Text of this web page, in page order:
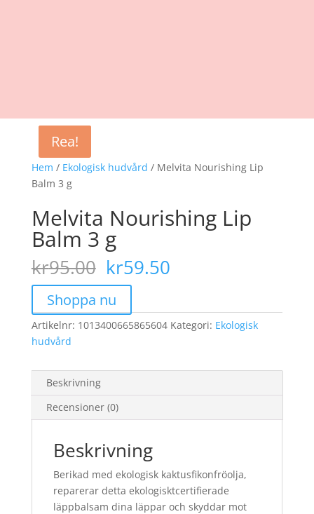
Hem / Ekologisk hudvård / Melvita Nourishing Lip
Balm 3 g
Rea!
Melvita Nourishing Lip
Balm 3 g
kr95.00 Det
ursprungliga
priset
var:
kr95.00.
kr59.50Det
är:
kr59.50.
Shoppa nu
Artikelnr: 1013400665865604 Kategori: Ekologisk
hudvård
Beskrivning
Recensioner (0)
Beskrivning
Berikad med ekologisk kaktusfikonfröolja,
reparerar detta ekologisktcertifierade
läppbalsam dina läppar och skyddar mot
Rea!